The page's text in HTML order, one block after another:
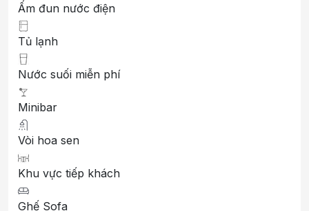
Ấm đun nước điện
Tủ lạnh
Nước suối miễn phí
Minibar
Vòi hoa sen
Khu vực tiếp khách
Ghế Sofa